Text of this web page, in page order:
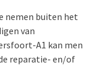
nemen buiten het
van
A1 kan men
reparatie- en/of